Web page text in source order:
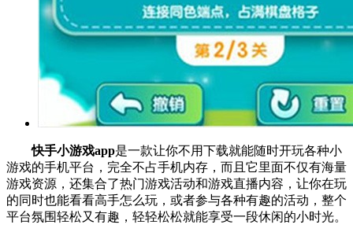
快手小游戏app是一款让你不用下载就能随时开玩各种小
游戏的手机平台，完全不占手机内存，而且它里面不仅有海量
游戏资源，还集合了热门游戏活动和游戏直播内容，让你在玩
的同时也能看看高手怎么玩，或者参与各种有趣的活动，整个
平台氛围轻松又有趣，轻轻松松就能享受一段休闲的小时光。